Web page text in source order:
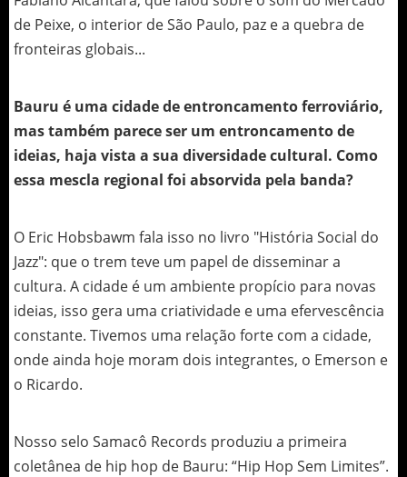
de Peixe, o interior de São Paulo, paz e a quebra de
fronteiras globais...
Bauru é uma cidade de entroncamento ferroviário,
mas também parece ser um entroncamento de
ideias, haja vista a sua diversidade cultural. Como
essa mescla regional foi absorvida pela banda?
O Eric Hobsbawm fala isso no livro "História Social do
Jazz": que o trem teve um papel de disseminar a
cultura. A cidade é um ambiente propício para novas
ideias, isso gera uma criatividade e uma efervescência
constante. Tivemos uma relação forte com a cidade,
onde ainda hoje moram dois integrantes, o Emerson e
o Ricardo.
Nosso selo Samacô Records produziu a primeira
coletânea de hip hop de Bauru: “Hip Hop Sem Limites”.